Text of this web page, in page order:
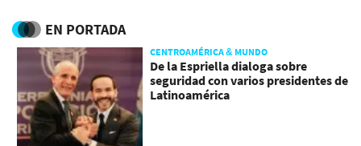
EN PORTADA
CENTROAMÉRICA & MUNDO
De la Espriella dialoga sobre
seguridad con varios presidentes de
Latinoamérica